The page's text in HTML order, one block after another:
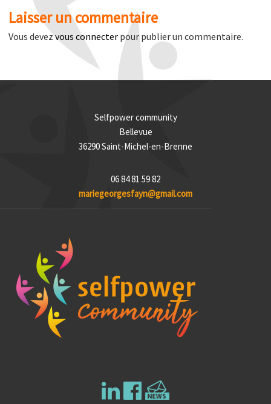
Laisser un commentaire
Vous devezvous connecter pour publier un commentaire.
Selfpower community
Bellevue
36290 Saint-Michel-en-Brenne
06 84 81 59 82
mariegeorgesfayn@gmail.com